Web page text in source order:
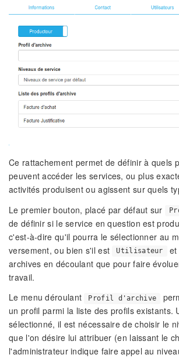
Ce rattachement permet de définir à quels
peuvent accéder les services, ou plus
activités produisent ou agissent sur quels
Le premier bouton, placé par défaut sur
de définir si le service en question est
c'est-à-dire qu'il pourra le sélectionner au
versement, ou bien s'il est
Utilisateur
et
archives en découlant que pour faire
travail.
Le menu déroulant
Profil d'archive
un profil parmi la liste des profils existants.
sélectionné, il est nécessaire de choisir le
que l'on désire lui attribuer (en laissant le
l'administrateur indique faire appel au